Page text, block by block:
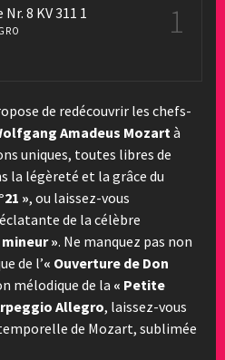
8 KV 311 1 1
de redécouvrir les chefs-
Amadeus Mozartà
uniques, toutes libres de
la légèreté et la grâce du
», ou laissez-vous
de la célèbre
». Ne manquez pas non
de l’« Ouverture de Don
mélodique de la « Petite
Allegro, laissez-vous
de Mozart, sublimée